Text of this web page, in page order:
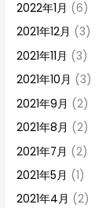
2022年1月 (6)
2021年12月 (3)
2021年11月 (3)
2021年10月 (3)
2021年9月 (2)
2021年8月 (2)
2021年7月 (2)
2021年5月 (1)
2021年4月 (2)